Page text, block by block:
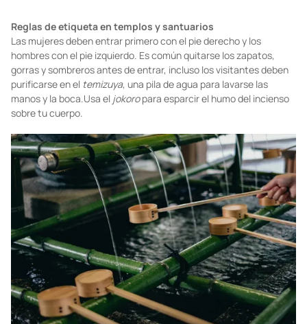
Foto: unsplash.com
Reglas de etiqueta en templos y santuarios
Las mujeres deben entrar primero con el pie derecho y los
hombres con el pie izquierdo. Es común quitarse los zapatos,
gorras y sombreros antes de entrar, incluso los visitantes deben
purificarse en eltemizuya, una pila de agua para lavarse las
manos y la boca.Usa eljokoropara esparcir el humo del incienso
sobre tu cuerpo.